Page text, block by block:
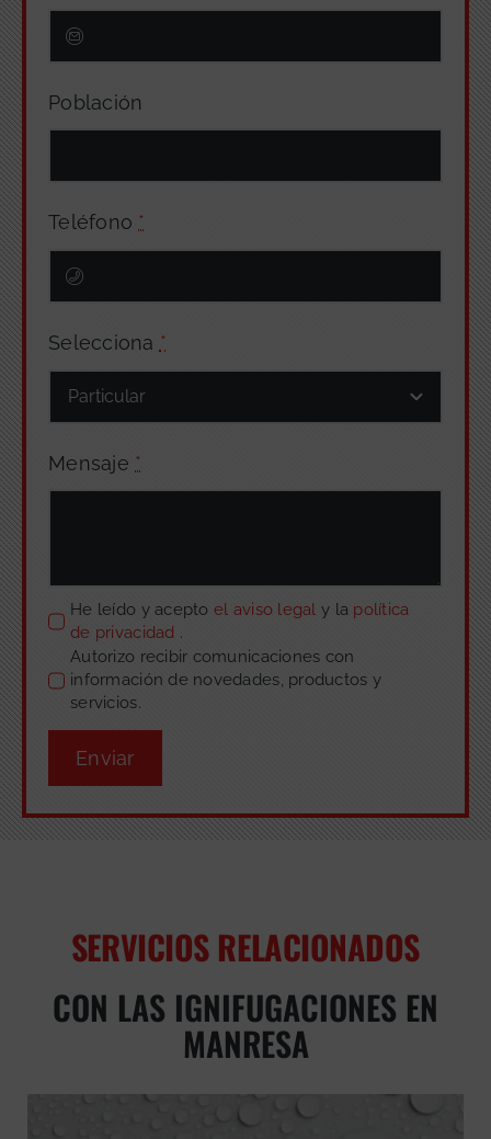
Población
Teléfono *
Selecciona *
Mensaje *
He leído y acepto el aviso legaly la política
de privacidad .
Autorizo recibir comunicaciones con
información de novedades, productos y
servicios.
Enviar
SERVICIOS RELACIONADOS
CON LAS IGNIFUGACIONES EN
MANRESA